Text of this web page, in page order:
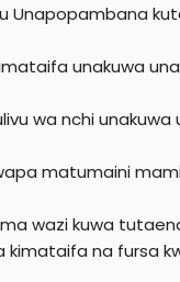
Unapopambana
unakuwa
wa nchi
matumaini
wazi kuwa
na fursa